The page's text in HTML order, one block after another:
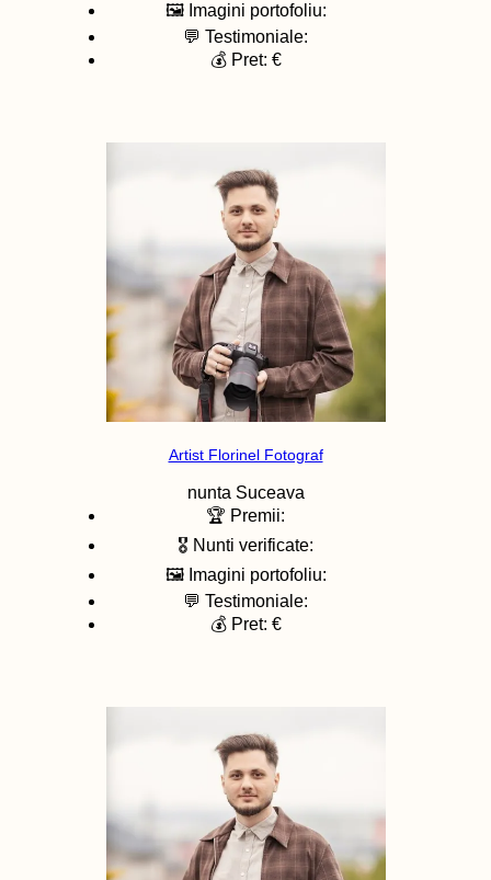
🖼️ Imagini portofoliu:
💬 Testimoniale:
💰 Pret: €
Artist Florinel Fotograf
nunta Suceava
🏆 Premii:
🎖️ Nunti verificate:
🖼️ Imagini portofoliu:
💬 Testimoniale:
💰 Pret: €